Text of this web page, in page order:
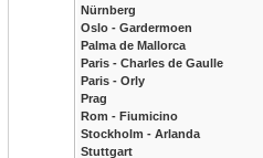
Nürnberg
Oslo - Gardermoen
Palma de Mallorca
Paris - Charles de Gaulle
Paris - Orly
Prag
Rom - Fiumicino
Stockholm - Arlanda
Stuttgart